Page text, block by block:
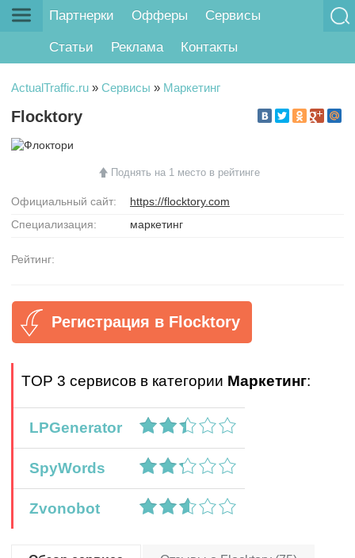
Партнерки Офферы Сервисы
Статьи Реклама Контакты
ActualTraffic.ru » Сервисы » Маркетинг
Flocktory
Поднять на 1 место в рейтинге
Официальный сайт:
https://flocktory.com
Специализация:
маркетинг
Рейтинг:
Регистрация в Flocktory
TOP 3 сервисов в категории Маркетинг:
LPGenerator
SpyWords
Zvonobot